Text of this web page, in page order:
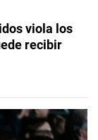
viola los
recibir